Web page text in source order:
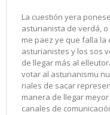
La cuestión yera
asturianista de verdá, o
me paez ye que falla la
asturianistes y los sos
de llegar más al
votar al asturianismu
riales de sacar
manera de llegar
canales de